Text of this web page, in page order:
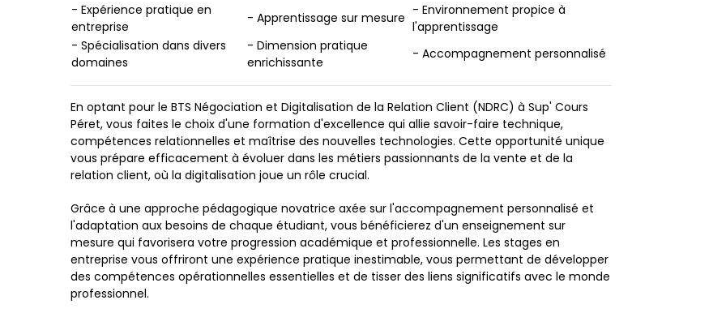
- Expérience pratique en
entreprise
- Apprentissage sur mesure - Environnement propice à
l'apprentissage
- Spécialisation dans divers
domaines
- Dimension pratique
enrichissante
- Accompagnement personnalisé
En optant pour le BTS Négociation et Digitalisation de la Relation Client (NDRC) à Sup' Cours
Péret, vous faites le choix d'une formation d'excellence qui allie savoir-faire technique,
compétences relationnelles et maîtrise des nouvelles technologies. Cette opportunité unique
vous prépare efficacement à évoluer dans les métiers passionnants de la vente et de la
relation client, où la digitalisation joue un rôle crucial.
Grâce à une approche pédagogique novatrice axée sur l'accompagnement personnalisé et
l'adaptation aux besoins de chaque étudiant, vous bénéficierez d'un enseignement sur
mesure qui favorisera votre progression académique et professionnelle. Les stages en
entreprise vous offriront une expérience pratique inestimable, vous permettant de développer
des compétences opérationnelles essentielles et de tisser des liens significatifs avec le monde
professionnel.